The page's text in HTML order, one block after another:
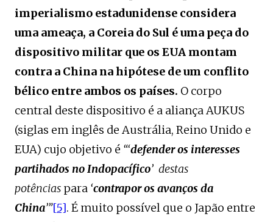
imperialismo estadunidense considera
uma ameaça, a Coreia do Sul é uma peça do
dispositivo militar que os EUA montam
contra a China na hipótese de um conflito
bélico entre ambos os países. O corpo
central deste dispositivo é a aliança AUKUS
(siglas em inglês de Austrália, Reino Unido e
EUA) cujo objetivo é “‘defender os interesses
partihados no Indopacífico’ destas
potências para ‘contrapor os avanços da
China’”[5]. É muito possível que o Japão entre